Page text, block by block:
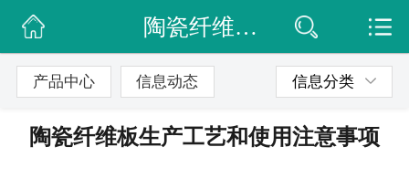
网站首页
公司简介
陶瓷纤维板生产工艺和使用注意事项
产品中心 信息动态 信息分类
陶瓷纤维板生产工艺和使用注意事项